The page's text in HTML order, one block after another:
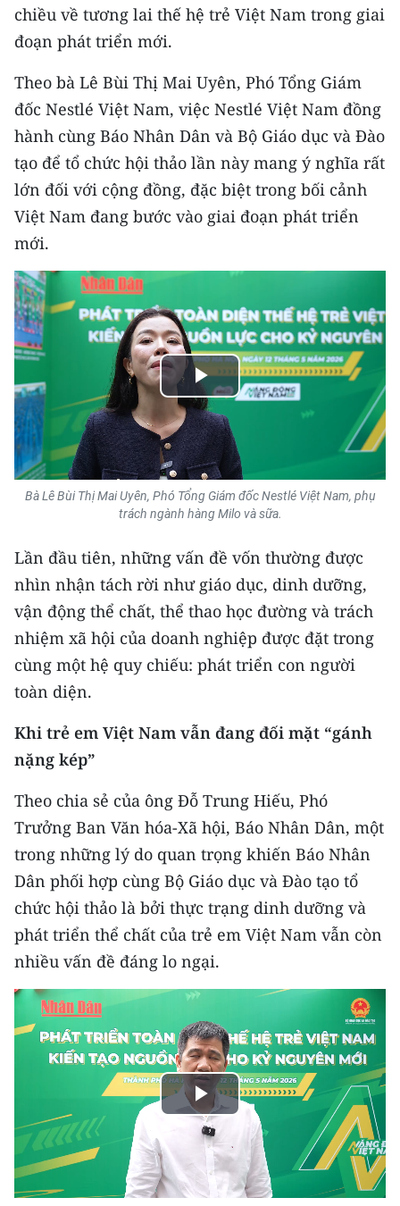
MEDIA CENTER
Video
Media Chính trị
Media Kinh tế
Media Văn hóa
Media Pháp luật
Media Du lịch
Media Thế giới
Media Thể thao
Media Giáo dục
Media Y tế
Media Môi trường
Ảnh
Infographic
TIN MỚI
TIN ĐỊA PHƯƠNG
Trung du và miền núi phía Bắc
Đồng bằng sông Hồng
Bắc Trung Bộ
Duyên hải Nam Trung Bộ và Tây
Nguyên
Đông Nam Bộ
Đồng bằng sông Cửu Long
Chuyên trang Hà Nội
Chuyên trang TP. Hồ Chí Minh
CHUYÊN ĐỀ
CÁC CHUYÊN TRANG
chiều về tương lai thế hệ trẻ Việt Nam trong giai
đoạn phát triển mới.
Theo bà Lê Bùi Thị Mai Uyên, Phó Tổng Giám
đốc Nestlé Việt Nam, việc Nestlé Việt Nam đồng
hành cùng Báo Nhân Dân và Bộ Giáo dục và Đào
tạo để tổ chức hội thảo lần này mang ý nghĩa rất
lớn đối với cộng đồng, đặc biệt trong bối cảnh
Việt Nam đang bước vào giai đoạn phát triển
mới.
Play
Video
Bà Lê Bùi Thị Mai Uyên, Phó Tổng Giám đốc Nestlé Việt Nam, phụ
trách ngành hàng Milo và sữa.
Lần đầu tiên, những vấn đề vốn thường được
nhìn nhận tách rời như giáo dục, dinh dưỡng,
vận động thể chất, thể thao học đường và trách
nhiệm xã hội của doanh nghiệp được đặt trong
cùng một hệ quy chiếu: phát triển con người
toàn diện.
Khi trẻ em Việt Nam vẫn đang đối mặt “gánh
nặng kép”
Theo chia sẻ của ông Đỗ Trung Hiếu, Phó
Trưởng Ban Văn hóa-Xã hội, Báo Nhân Dân, một
trong những lý do quan trọng khiến Báo Nhân
Dân phối hợp cùng Bộ Giáo dục và Đào tạo tổ
chức hội thảo là bởi thực trạng dinh dưỡng và
phát triển thể chất của trẻ em Việt Nam vẫn còn
nhiều vấn đề đáng lo ngại.
Play
Video